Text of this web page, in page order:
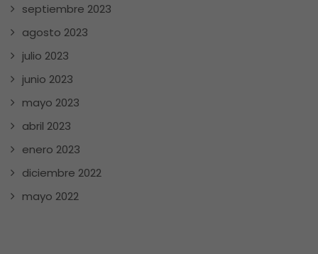
septiembre 2023
agosto 2023
julio 2023
junio 2023
mayo 2023
abril 2023
enero 2023
diciembre 2022
mayo 2022